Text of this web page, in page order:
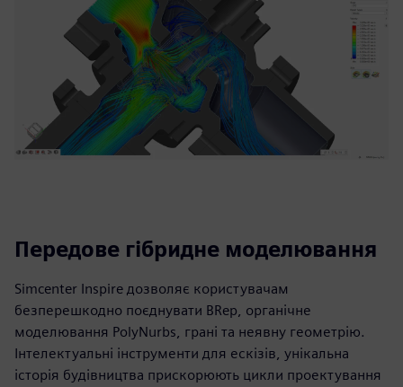
Передове гібридне моделювання
Simcenter Inspire дозволяє користувачам
безперешкодно поєднувати BRep, органічне
моделювання PolyNurbs, грані та неявну геометрію.
Інтелектуальні інструменти для ескізів, унікальна
історія будівництва прискорюють цикли проектування